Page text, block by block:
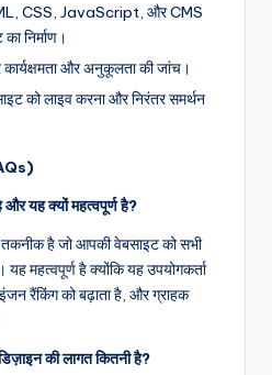
CSS, JavaScript, और CMS
निर्माण।
कार्यक्षमता और अनुकूलता की जांच।
को लाइव करना और निरंतर समर्थन
और यह क्यों महत्वपूर्ण है?
तकनीक है जो आपकी वेबसाइट को सभी
महत्वपूर्ण है क्योंकि यह उपयोगकर्ता
रैंकिंग को बढ़ाता है, और ग्राहक
की लागत कितनी है?